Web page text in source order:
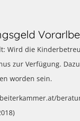
Wird die
zur Verfügung.
worden sein.